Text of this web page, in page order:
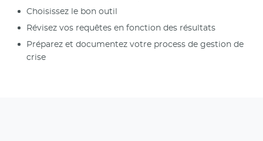
Choisissez le bon outil
Révisez vos requêtes en fonction des résultats
Préparez et documentez votre process de gestion de
crise